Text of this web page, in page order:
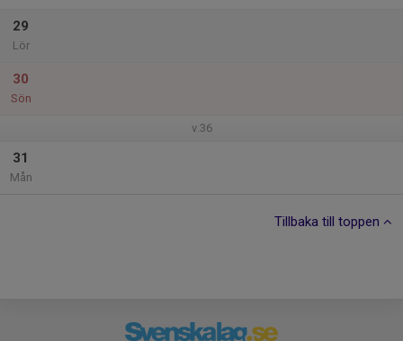
29
Lör
30
Sön
v.36
31
Mån
Tillbaka till toppen